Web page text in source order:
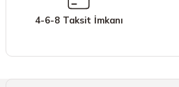
4-6-8 Taksit İmkanı